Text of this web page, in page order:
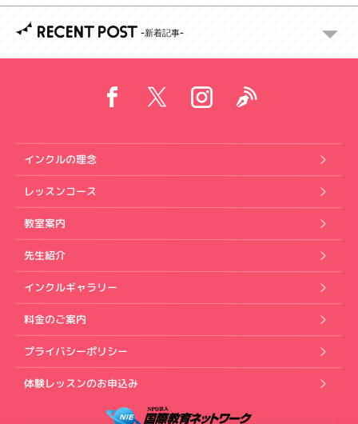
RECENT POST
インクルの理念
レッスンコース
教室案内
先生紹介
インクルギャラリー
料金のご案内
プライバシーポリシー
体験レッスンのお申込み